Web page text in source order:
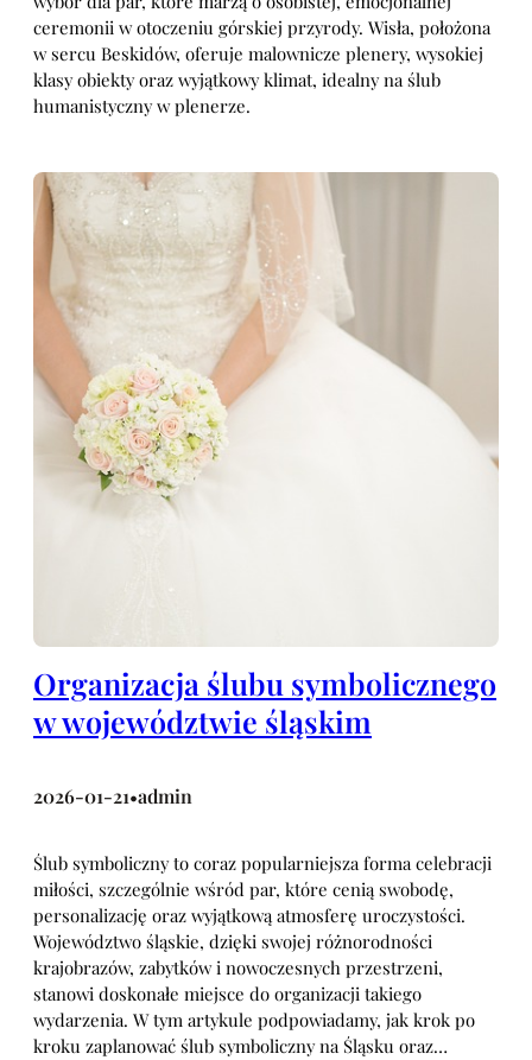
ceremonii w otoczeniu górskiej przyrody. Wisła, położona
w sercu Beskidów, oferuje malownicze plenery, wysokiej
klasy obiekty oraz wyjątkowy klimat, idealny na ślub
humanistyczny w plenerze.
Organizacja ślubu symbolicznego
w województwie śląskim
2026-01-21•admin
Ślub symboliczny to coraz popularniejsza forma celebracji
miłości, szczególnie wśród par, które cenią swobodę,
personalizację oraz wyjątkową atmosferę uroczystości.
Województwo śląskie, dzięki swojej różnorodności
krajobrazów, zabytków i nowoczesnych przestrzeni,
stanowi doskonałe miejsce do organizacji takiego
wydarzenia. W tym artykule podpowiadamy, jak krok po
kroku zaplanować ślub symboliczny na Śląsku oraz…